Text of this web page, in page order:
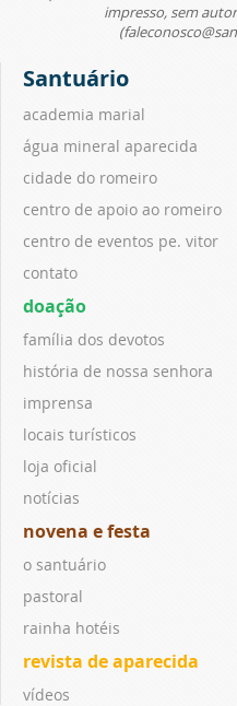
impresso, sem
Santuário
academia marial
água mineral aparecida
cidade do romeiro
centro de apoio ao romeiro
centro de eventos pe. vitor
contato
doação
família dos devotos
história de nossa senhora
imprensa
locais turísticos
loja oficial
notícias
novena e festa
o santuário
pastoral
rainha hotéis
revista de aparecida
vídeos